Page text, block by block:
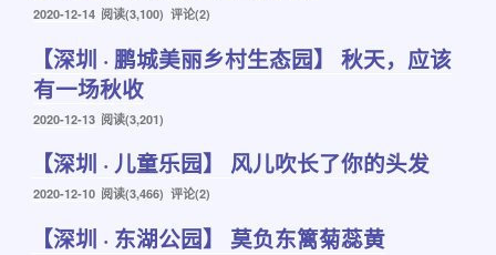
发
2020-12-14 阅读(3,100) 评论(2)
【深圳 · 鹏城美丽乡村生态园】 秋天，应该
有一场秋收
发
2020-12-13 阅读(3,201)
【深圳 · 儿童乐园】 风儿吹长了你的头发
发
2020-12-10 阅读(3,466) 评论(2)
【深圳 · 东湖公园】 莫负东篱菊蕊黄